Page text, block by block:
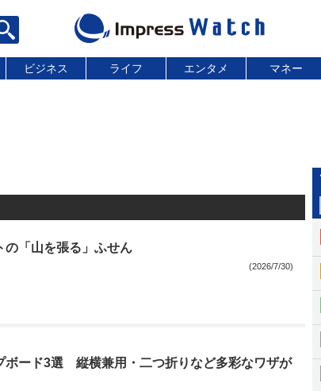
ビジネス ライフ エンタメ マネー
の「山を張る」ふせん
(2026/7/30)
ボード3選 縦横兼用・二つ折りなど多彩なワザが